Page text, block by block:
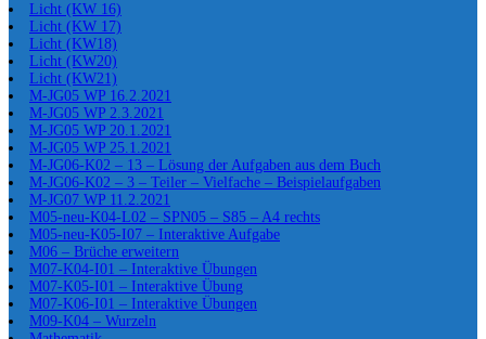
Licht (KW 16)
Licht (KW 17)
Licht (KW18)
Licht (KW20)
Licht (KW21)
M-JG05 WP 16.2.2021
M-JG05 WP 2.3.2021
M-JG05 WP 20.1.2021
M-JG05 WP 25.1.2021
M-JG06-K02 – 13 – Lösung der Aufgaben aus dem Buch
M-JG06-K02 – 3 – Teiler – Vielfache – Beispielaufgaben
M-JG07 WP 11.2.2021
M05-neu-K04-L02 – SPN05 – S85 – A4 rechts
M05-neu-K05-I07 – Interaktive Aufgabe
M06 – Brüche erweitern
M07-K04-I01 – Interaktive Übungen
M07-K05-I01 – Interaktive Übung
M07-K06-I01 – Interaktive Übungen
M09-K04 – Wurzeln